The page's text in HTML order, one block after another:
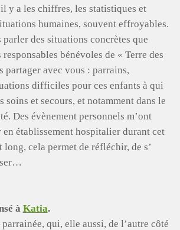
y a les chiffres, les statistiques et
humaines, souvent effroyables.
parler des situations concrètes que
bénévoles de « Terre des
partager avec vous : parrains,
difficiles pour ces enfants à qui
soins et secours, et notamment dans le
Des évènement personnels m’ont
établissement hospitalier durant cet
long, cela permet de réfléchir, de s’
à Katia.
qui, elle aussi, de l’autre côté